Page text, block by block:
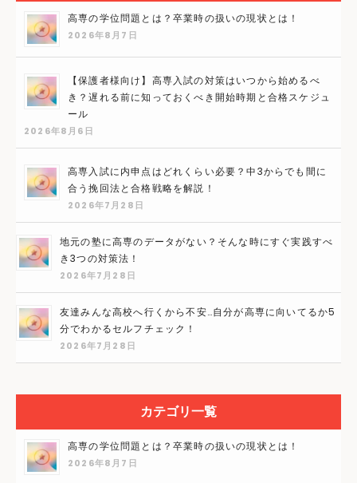
高専の学位問題とは？卒業時の扱いの現状とは！
2026年8月7日
【保護者様向け】高専入試の対策はいつから始めるべ
き？遅れる前に知っておくべき開始時期と合格スケジュ
ール
2026年8月6日
高専入試に内申点はどれくらい必要？中3からでも間に
合う挽回法と合格戦略を解説！
2026年7月28日
地元の塾に高専のデータがない？そんな時にすぐ実践すべ
き3つの対策法！
2026年7月28日
友達みんな高校へ行くから不安…自分が高専に向いてるか5
分でわかるセルフチェック！
2026年7月28日
カテゴリ一覧
高専の学位問題とは？卒業時の扱いの現状とは！
2026年8月7日